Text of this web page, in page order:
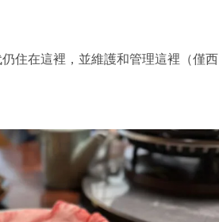
住在這裡，並維護和管理這裡（僅西